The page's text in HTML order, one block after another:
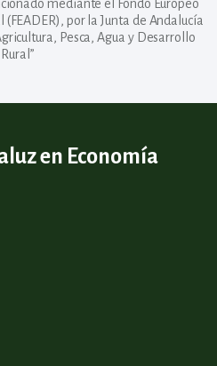
mediante el Fondo Europeo
por la Junta de Andalucía
Pesca, Agua y Desarrollo
Rural”
en Economía